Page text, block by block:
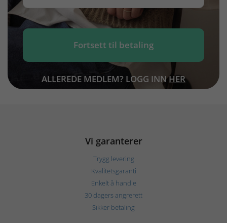
ALLEREDE MEDLEM? LOGG INNHER
Vi garanterer
Trygg levering
Kvalitetsgaranti
Enkelt å handle
30 dagers angrerett
Sikker betaling